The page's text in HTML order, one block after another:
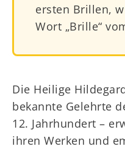
ersten Brillen,
Wort „Brille“
Die Heilige
bekannte Gelehrte
12. Jahrhundert –
ihren Werken und